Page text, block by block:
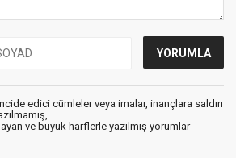
edici cümleler veya imalar, inançlara saldırı
ve büyük harflerle yazılmış yorumlar